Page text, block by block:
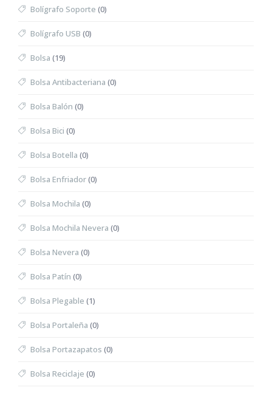
Bolígrafo Soporte (0)
Bolígrafo USB (0)
Bolsa (19)
Bolsa Antibacteriana (0)
Bolsa Balón (0)
Bolsa Bici (0)
Bolsa Botella (0)
Bolsa Enfriador(0)
Bolsa Mochila (0)
Bolsa Mochila Nevera (0)
Bolsa Nevera (0)
Bolsa Patín (0)
Bolsa Plegable (1)
Bolsa Portaleña (0)
Bolsa Portazapatos (0)
Bolsa Reciclaje (0)